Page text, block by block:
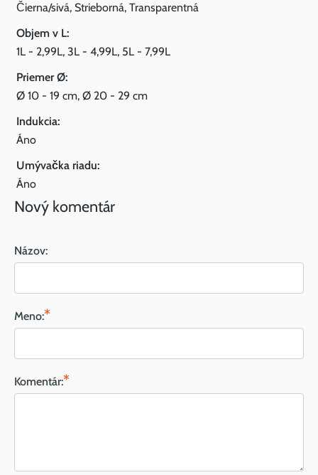
Čierna/sivá, Strieborná, Transparentná
Objem v L:
1L - 2,99L, 3L - 4,99L, 5L - 7,99L
Priemer Ø:
Ø 10 - 19 cm, Ø 20 - 29 cm
Indukcia:
Áno
Umývačka riadu:
Áno
Nový komentár
Názov:
Meno:*
Komentár:*